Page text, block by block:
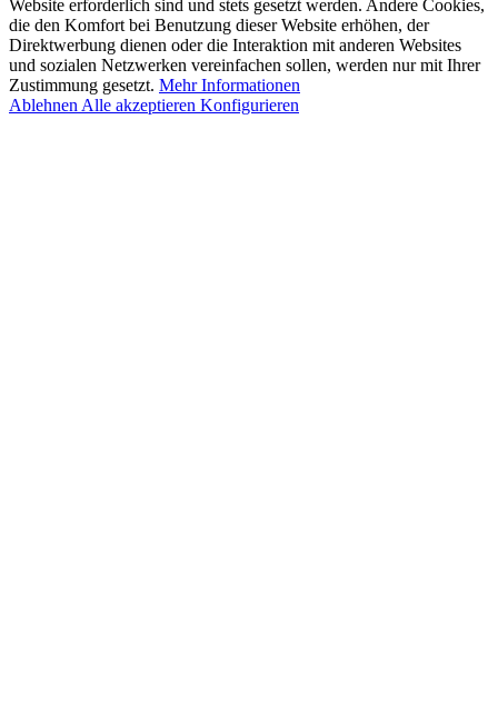
Website erforderlich sind und stets gesetzt werden. Andere Cookies,
die den Komfort bei Benutzung dieser Website erhöhen, der
Direktwerbung dienen oder die Interaktion mit anderen Websites
und sozialen Netzwerken vereinfachen sollen, werden nur mit Ihrer
Zustimmung gesetzt. Mehr Informationen
Ablehnen Alle akzeptieren Konfigurieren